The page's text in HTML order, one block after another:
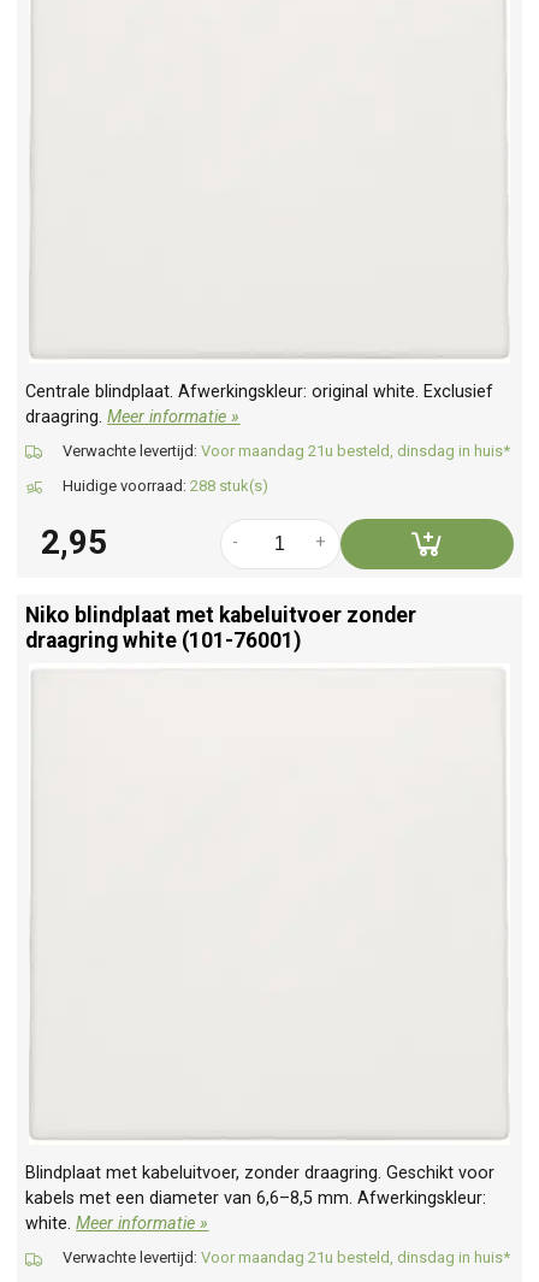
Centrale blindplaat. Afwerkingskleur: original white. Exclusief
draagring.Meer informatie »
Verwachte levertijd: Voor maandag 21u besteld, dinsdag in huis*
Huidige voorraad: 288 stuk(s)
2,95 +
-
Niko blindplaat met kabeluitvoer zonder
draagring white (101-76001)
Blindplaat met kabeluitvoer, zonder draagring. Geschikt voor
kabels met een diameter van 6,6–8,5 mm. Afwerkingskleur:
white.Meer informatie »
Verwachte levertijd: Voor maandag 21u besteld, dinsdag in huis*